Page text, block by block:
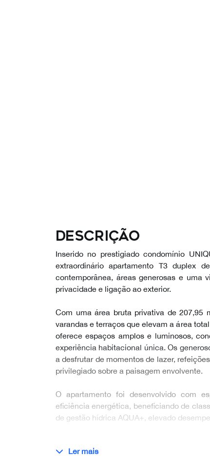
Descrição
Inserido no prestigiado condomínio
extraordinário apartamento T3 duplex
contemporânea, áreas generosas e uma
privacidade e ligação ao exterior.
Com uma área bruta privativa de 207,95
varandas e terraços que elevam a área
oferece espaços amplos e luminosos,
experiência habitacional única. Os
a desfrutar de momentos de lazer,
privilegiado sobre a paisagem envolvente.
O apartamento foi desenvolvido com
eficiência energética, beneficiando de
de gestão hídrica AQUA+, elevado
Ler mais